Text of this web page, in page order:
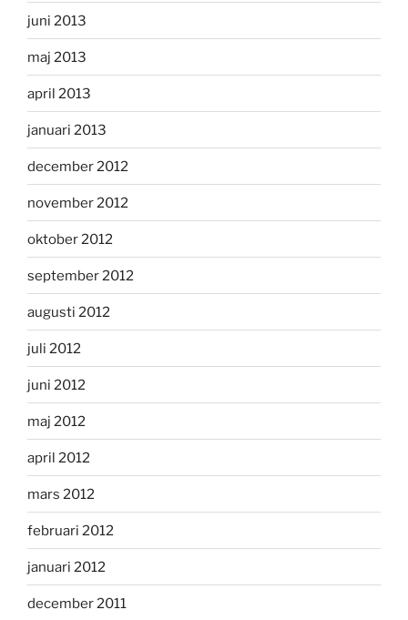
juni 2013
maj 2013
april 2013
januari 2013
december 2012
november 2012
oktober 2012
september 2012
augusti 2012
juli 2012
juni 2012
maj 2012
april 2012
mars 2012
februari 2012
januari 2012
december 2011